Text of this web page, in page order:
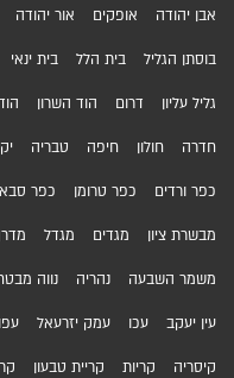
אבן יהודה אופקים אור יהודה
בוסתן הגליל בית הלל בית ינאי
גליל עליון דרום הוד השרון
חדרה חולון חיפה טבריה
כפר ורדים כפר טרומן כפר סבא
מבשרת ציון מגדים מגדל
משמר השבעה נהריה נווה
עין יעקב עכו עמק יזרעאל
קיסריה קריות קריית טבעון